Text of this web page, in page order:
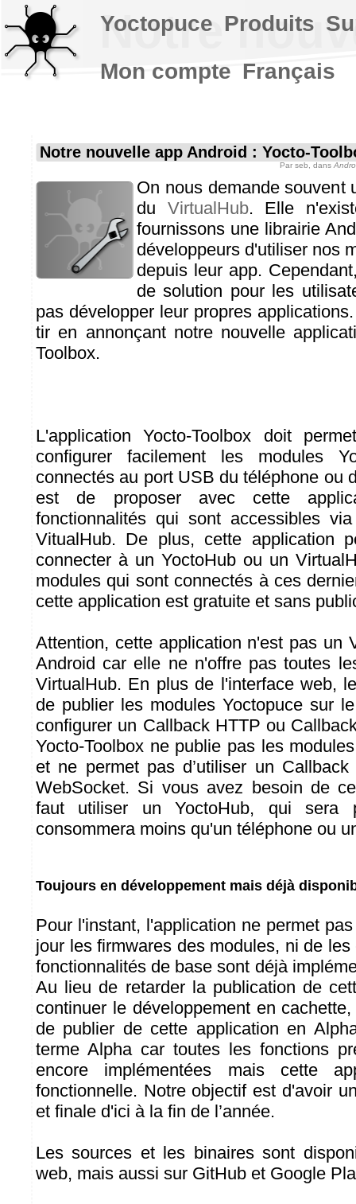
Notre
Notre nouvelle app Android : Yocto-
Par seb , dans
On nous demande souvent
du VirtualHub. Elle
fournissons une librairie
développeurs d'utiliser nos
depuis leur app.
de solution pour les
pas développer leur propres
tir en annonçant notre nouvelle
Toolbox.
L'application Yocto-Toolbox doit
configurer facilement les modules
connectés au port USB du téléphone ou
est de proposer avec cette
fonctionnalités qui sont accessibles
VitualHub. De plus, cette application
connecter à un YoctoHub ou un
modules qui sont connectés à ces
cette application est gratuite et sans
Attention, cette application n'est pas un
Android car elle ne n'offre pas toutes
VirtualHub. En plus de l'interface web,
de publier les modules Yoctopuce sur
configurer un Callback HTTP ou
Yocto-Toolbox ne publie pas les
et ne permet pas d’utiliser un
WebSocket. Si vous avez besoin de
faut utiliser un YoctoHub, qui sera
consommera moins qu'un téléphone ou
Toujours en développement mais déjà
Pour l'instant, l'application ne permet
jour les firmwares des modules, ni de
fonctionnalités de base sont déjà
Au lieu de retarder la publication de
continuer le développement en
de publier de cette application en
terme Alpha car toutes les fonctions
encore implémentées mais cette
fonctionnelle. Notre objectif est d'avoir
et finale d'ici à la fin de l’année.
Les sources et les binaires sont
web, mais aussi sur GitHub et Google
Yoctopuce Produits
Mon compte Français